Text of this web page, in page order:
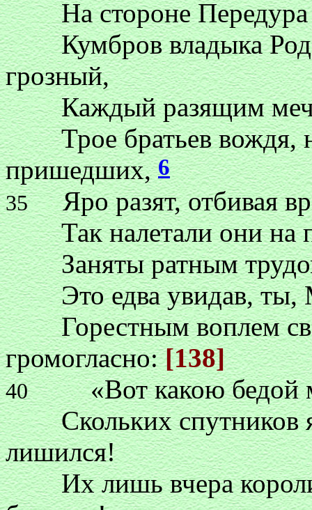
На стороне Передура
Кумбров владыка
грозный,
Каждый разящим
Трое братьев вождя,
пришедших,6
35Яро разят, отбивая
Так налетали они на
Заняты ратным
Это едва увидав, ты,
Горестным воплем
громогласно:[138]
40«Вот какою бедой
Скольких спутников
лишился!
Их лишь вчера короли